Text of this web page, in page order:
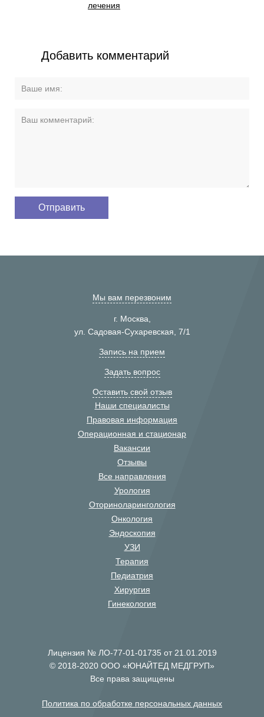
лечения
Добавить комментарий
Мы вам перезвоним
г. Москва,
ул. Садовая-Сухаревская, 7/1
Запись на прием
Задать вопрос
Оставить свой отзыв
Наши специалисты
Правовая информация
Операционная и стационар
Вакансии
Отзывы
Все направления
Урология
Оториноларингология
Онкология
Эндоскопия
УЗИ
Терапия
Педиатрия
Хирургия
Гинекология
Лицензия № ЛО-77-01-01735 от 21.01.2019
© 2018-2020 ООО «ЮНАЙТЕД МЕДГРУП»
Все права защищены
Политика по обработке персональных данных